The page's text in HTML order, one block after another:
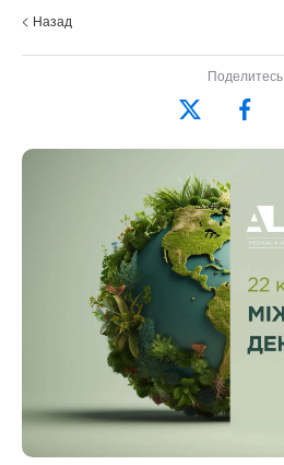
Назад
Поделитесь